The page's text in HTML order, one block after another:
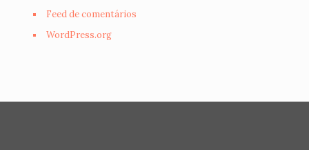
Feed de comentários
WordPress.org